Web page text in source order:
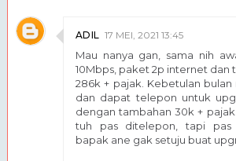
ADIL 17 MEI, 2021 13:45
Mau nanya gan, sama nih
10Mbps, paket 2p internet dan
286k + pajak. Kebetulan
dan dapat telepon untuk
dengan tambahan 30k +
tuh pas ditelepon, tapi pas
bapak ane gak setuju buat